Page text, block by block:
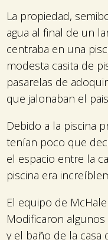
La propiedad,
agua al final de un
centraba en una
modesta casita de
pasarelas de
que jalonaban el
Debido a la piscina
tenían poco que
el espacio entre la
piscina era
El equipo de
Modificaron
y el baño de la casa